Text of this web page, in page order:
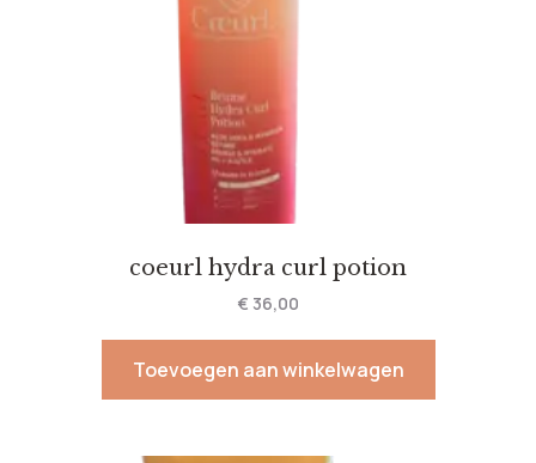
coeurl hydra curl potion
€ 36,00
Toevoegen aan winkelwagen